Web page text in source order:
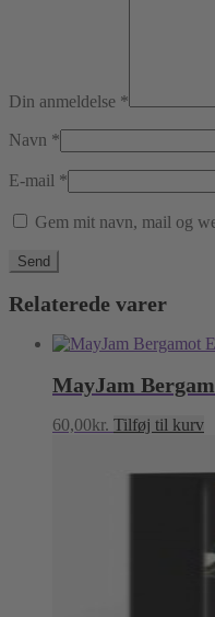
Din anmeldelse *
Navn *
E-mail *
Gem mit navn, mail og
Relaterede varer
MayJam
60,00kr. Tilføj til kurv